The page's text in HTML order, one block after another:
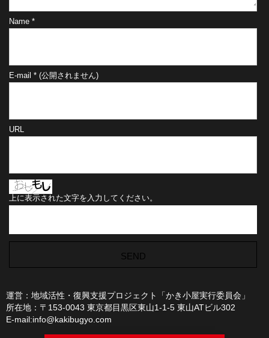
Name *
E-mail * (公開されません)
URL
上に表示された文字を入力してください。
運営：地域活性・復興支援プロジェクト「かき小屋実行委員会」
所在地：〒153-0043 東京都目黒区東山1-1-5 東山ATビル302
E-mail:info@kakibugyo.com